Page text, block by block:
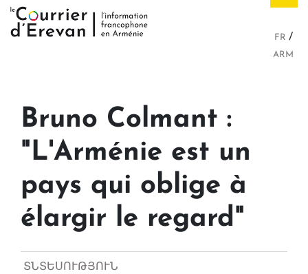
FR
ARM
Bruno Colmant :
"L'Arménie est un
pays qui oblige à
élargir le regard"
ՏՆՏԵՍՈՒԹՅՈՒՆ